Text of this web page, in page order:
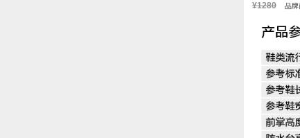
¥1280 品牌